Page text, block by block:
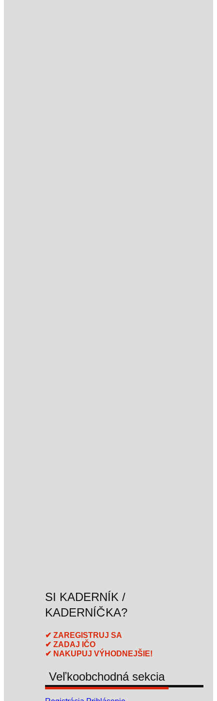
SI KADERNÍK /
KADERNÍČKA?
✔ ZAREGISTRUJ SA
✔ ZADAJ IČO
✔ NAKUPUJ VÝHODNEJŠIE!
Veľkoobchodná sekcia